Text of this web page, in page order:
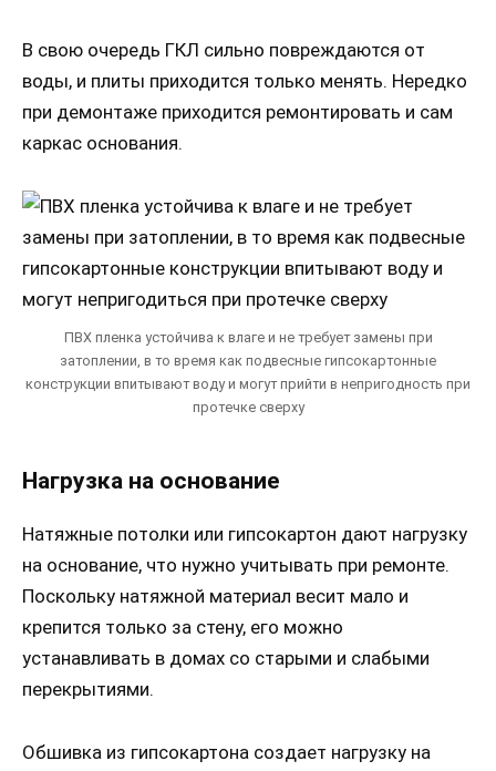
В свою очередь ГКЛ сильно повреждаются от
воды, и плиты приходится только менять. Нередко
при демонтаже приходится ремонтировать и сам
каркас основания.
ПВХ пленка устойчива к влаге и не требует замены при
затоплении, в то время как подвесные гипсокартонные
конструкции впитывают воду и могут прийти в непригодность при
протечке сверху
Нагрузка на основание
Натяжные потолки или гипсокартон дают нагрузку
на основание, что нужно учитывать при ремонте.
Поскольку натяжной материал весит мало и
крепится только за стену, его можно
устанавливать в домах со старыми и слабыми
перекрытиями.
Обшивка из гипсокартона создает нагрузку на